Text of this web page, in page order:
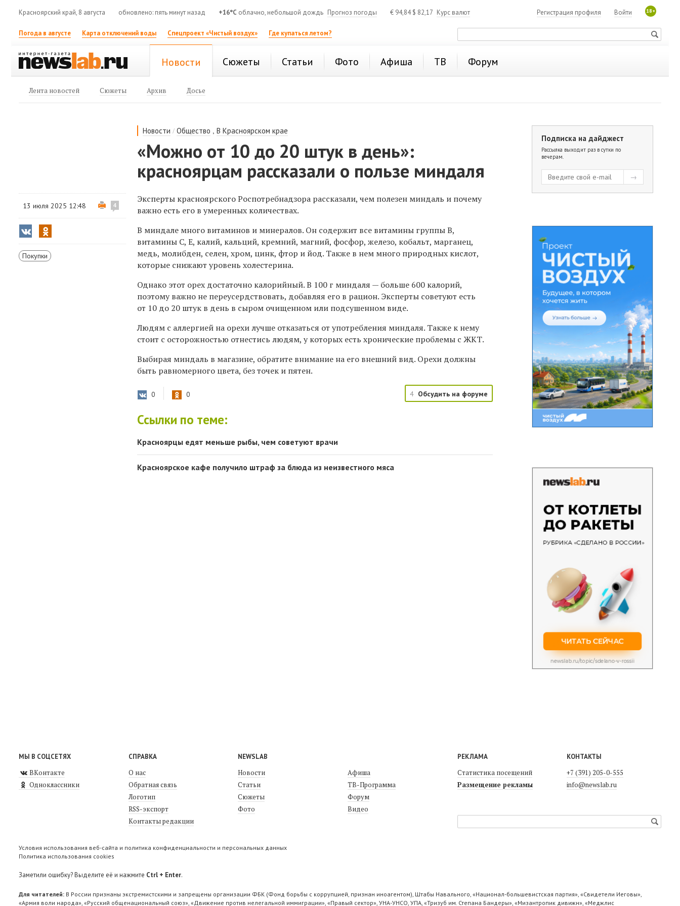
Красноярский край, 8 августа обновлено: пять минут назад +16°C облачно, небольшой дождь Прогноз погоды € 94,84$ 82,17 Курс валют 18+
Войти
Регистрация профиля
Погода в августе Карта отключений воды Спецпроект «Чистый воздух» Где купаться летом?
Новости Сюжеты Статьи Фото Афиша ТВ Форум
Лента новостей Сюжеты Архив Досье
Новости /Общество ,В Красноярском крае
«Можно от 10 до 20 штук в день»:
красноярцам рассказали о пользе миндаля
13 июля 2025 12:48 4
Покупки
Эксперты красноярского Роспотребнадзора рассказали, чем полезен миндаль и почему
важно есть его в умеренных количествах.
В миндале много витаминов и минералов. Он содержит все витамины группы В,
витамины С, Е, калий, кальций, кремний, магний, фосфор, железо, кобальт, марганец,
медь, молибден, селен, хром, цинк, фтор и йод. Также в нем много природных кислот,
которые снижают уровень холестерина.
Однако этот орех достаточно калорийный. В 100 г миндаля — больше 600 калорий,
поэтому важно не переусердствовать, добавляя его в рацион. Эксперты советуют есть
от 10 до 20 штук в день в сыром очищенном или подсушенном виде.
Людям с аллергией на орехи лучше отказаться от употребления миндаля. Также к нему
стоит с осторожностью отнестись людям, у которых есть хронические проблемы с ЖКТ.
Выбирая миндаль в магазине, обратите внимание на его внешний вид. Орехи должны
быть равномерного цвета, без точек и пятен.
0 0 4 Обсудить на форуме
Ссылки по теме:
Красноярцы едят меньше рыбы, чем советуют врачи
Красноярское кафе получило штраф за блюда из неизвестного мяса
Подписка на дайджест
Рассылка выходит раз в сутки по
вечерам.
МЫ В СОЦСЕТЯХ
ВКонтакте
Одноклассники
СПРАВКА
О нас
Обратная связь
Логотип
RSS-экспорт
Контакты редакции
NEWSLAB
Новости
Статьи
Сюжеты
Фото
Афиша
ТВ-Программа
Форум
Видео
РЕКЛАМА
Статистика посещений
Размещение рекламы
КОНТАКТЫ
+7 (391) 205-0-555
info@newslab.ru
Условия использования веб-сайта и политика конфиденциальности и персональных данных
Политика использования cookies
Заметили ошибку? Выделите её и нажмите Ctrl + Enter.
Для читателей: В России признаны экстремистскими и запрещены организации ФБК (Фонд борьбы с коррупцией, признан иноагентом), Штабы Навального, «Национал-большевистская партия», «Свидетели Иеговы»,
«Армия воли народа», «Русский общенациональный союз», «Движение против нелегальной иммиграции», «Правый сектор», УНА-УНСО, УПА, «Тризуб им. Степана Бандеры», «Мизантропик дивижн», «Меджлис